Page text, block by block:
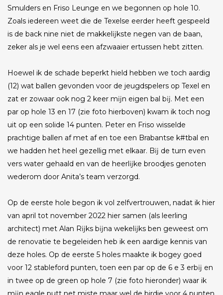
Smulders en Friso Leunge en we begonnen op hole 10.
Zoals iedereen weet die de Texelse eerder heeft gespeeld
is de back nine niet de makkelĳkste negen van de baan,
zeker als je wel eens een afzwaaier ertussen hebt zitten.
Hoewel ik de schade beperkt hield hebben we toch aardig
(12) wat ballen gevonden voor de jeugdspelers op Texel en
zat er zowaar ook nog 2 keer mĳn eigen bal bĳ. Met een
par op hole 13 en 17 (zie foto hierboven) kwam ik toch nog
uit op een solide 14 punten. Peter en Friso wisselde
prachtige ballen af met af en toe een Brabantse k#tbal en
we hadden het heel gezellig met elkaar. Bĳ de turn even
vers water gehaald en van de heerlĳke broodjes genoten
wederom door Anita’s team verzorgd.
Op de eerste hole begon ik vol zelfvertrouwen, nadat ik hier
van april tot november 2022 hier samen (als leerling
architect) met Alan Rĳks bĳna wekelĳks ben geweest om
de renovatie te begeleiden heb ik een aardige kennis van
deze holes. Op de eerste 5 holes maakte ik bogey goed
voor 12 stableford punten, toen een par op de 6 e 3 erbĳ en
in twee op de green op hole 7 (zie foto hieronder) waar ik